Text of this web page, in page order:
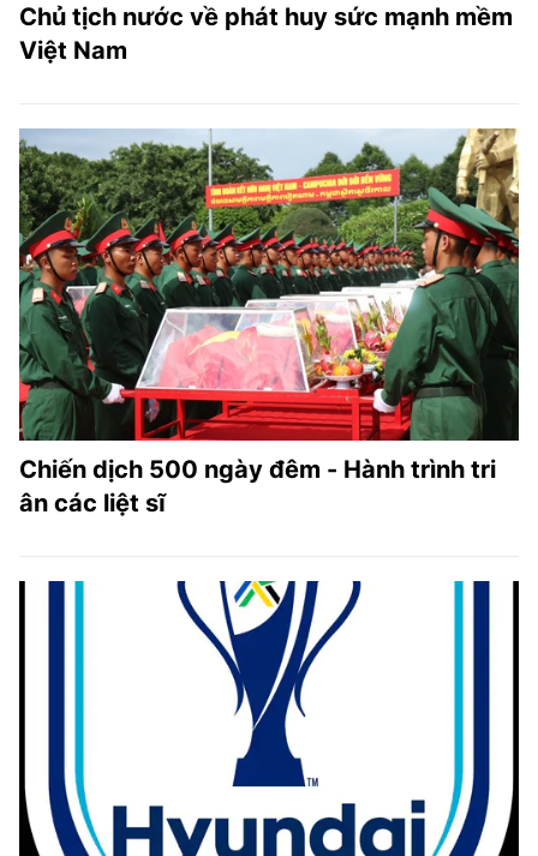
Chủ tịch nước về phát huy sức mạnh mềm
Việt Nam
Chiến dịch 500 ngày đêm - Hành trình tri
ân các liệt sĩ